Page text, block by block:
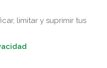
limitar y suprimir tus